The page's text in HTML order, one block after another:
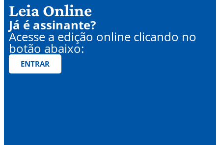
Leia Online
Já é assinante?
Acesse a edição online clicando no
botão abaixo:
ENTRAR